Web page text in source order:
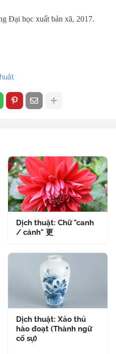
Đại học xuất bản xã, 2017.
Dịch thuật: Chữ "canh
/ cánh" 更
Dịch thuật: Xảo thủ
hào đoạt (Thành ngữ
cố sự)